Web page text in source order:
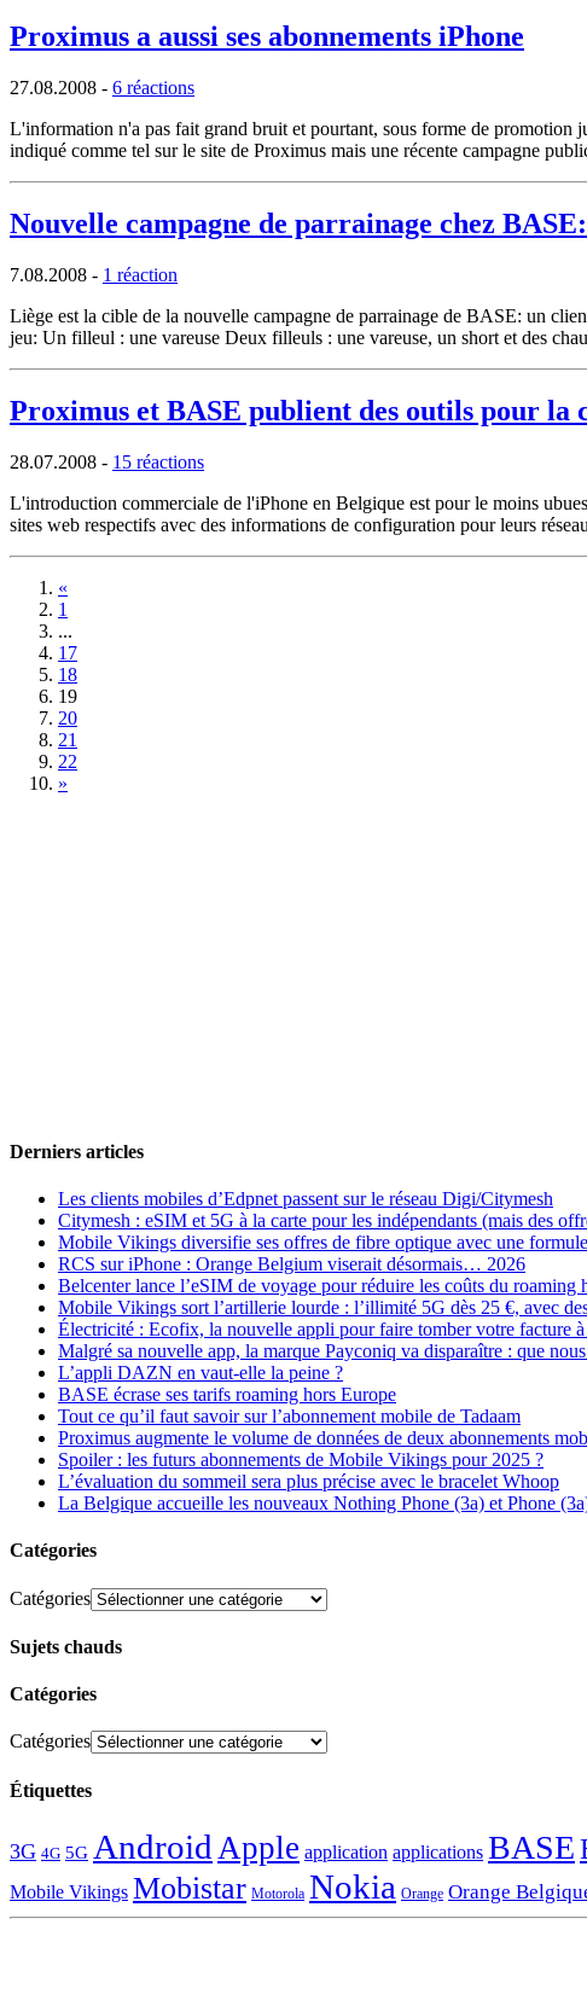
Proximus a aussi ses abonnements iPhone
27.08.2008 - 6 réactions
L'information n'a pas fait grand bruit et pourtant, sous forme de promotion
indiqué comme tel sur le site de Proximus mais une récente campagne
Nouvelle campagne de parrainage chez
7.08.2008 - 1 réaction
Liège est la cible de la nouvelle campagne de parrainage de BASE: un
jeu: Un filleul : une vareuse Deux filleuls : une vareuse, un short et des
Proximus et BASE publient des outils pour la
28.07.2008 - 15 réactions
L'introduction commerciale de l'iPhone en Belgique est pour le moins
sites web respectifs avec des informations de configuration pour leurs
«
1
...
17
18
19
20
21
22
»
Derniers articles
Les clients mobiles d’Edpnet passent sur le réseau Digi/Citymesh
Citymesh : eSIM et 5G à la carte pour les indépendants (mais des
Mobile Vikings diversifie ses offres de fibre optique avec une
RCS sur iPhone : Orange Belgium viserait désormais… 2026
Belcenter lance l’eSIM de voyage pour réduire les coûts du roaming
Mobile Vikings sort l’artillerie lourde : l’illimité 5G dès 25 €, avec
Électricité : Ecofix, la nouvelle appli pour faire tomber votre facture
Malgré sa nouvelle app, la marque Payconiq va disparaître : que
L’appli DAZN en vaut-elle la peine ?
BASE écrase ses tarifs roaming hors Europe
Tout ce qu’il faut savoir sur l’abonnement mobile de Tadaam
Proximus augmente le volume de données de deux abonnements
Spoiler : les futurs abonnements de Mobile Vikings pour 2025 ?
L’évaluation du sommeil sera plus précise avec le bracelet Whoop
La Belgique accueille les nouveaux Nothing Phone (3a) et Phone
Catégories
Catégories
Sujets chauds
Catégories
Catégories
Étiquettes
3G 4G 5G Android Apple application applications BASE
Mobile Vikings Mobistar Motorola Nokia Orange Orange